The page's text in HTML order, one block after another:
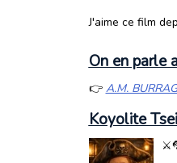
J'aime ce film
On en parle
👉 A.M.
Koyolite